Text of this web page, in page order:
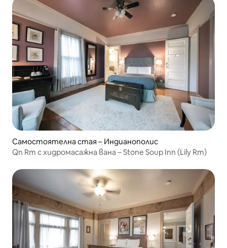
Самостоятелна стая – Индианополис
Qn Rm с хидромасажна вана – Stone Soup Inn (Lily Rm)